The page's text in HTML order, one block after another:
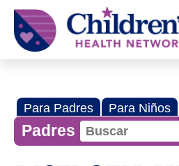
Children's
Health
Network
Para Padres Para Niños
Padres